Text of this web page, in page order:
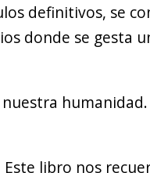
definitivos, se
donde se gesta
humanidad.
libro nos